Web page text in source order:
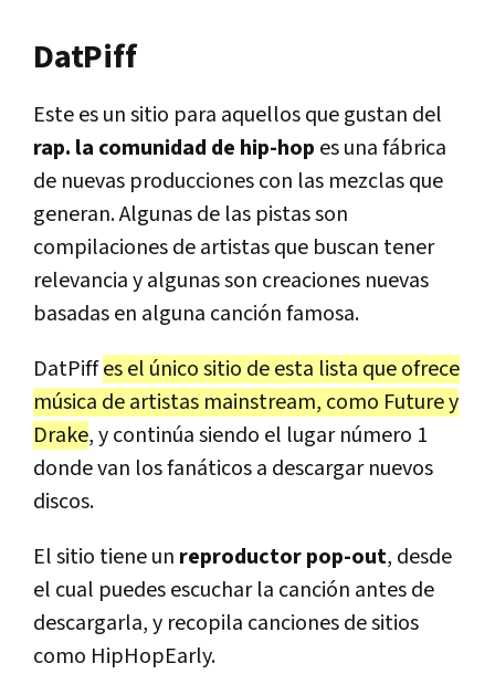
DatPiff
Este es un sitio para aquellos que gustan del
rap. la comunidad de hip-hop es una fábrica
de nuevas producciones con las mezclas que
generan. Algunas de las pistas son
compilaciones de artistas que buscan tener
relevancia y algunas son creaciones nuevas
basadas en alguna canción famosa.
DatPiffes el único sitio de esta lista que ofrece
música de artistas mainstream, como Future y
Drake, y continúa siendo el lugar número 1
donde van los fanáticos a descargar nuevos
discos.
El sitio tiene un reproductor pop-out, desde
el cual puedes escuchar la canción antes de
descargarla, y recopila canciones de sitios
como HipHopEarly.